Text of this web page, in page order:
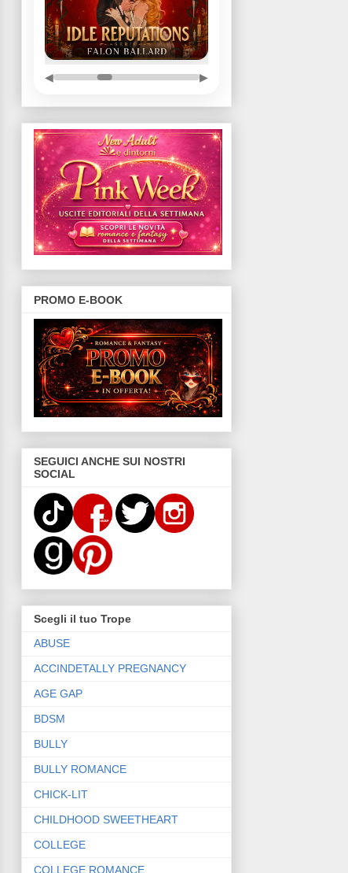
◀ ▶
PROMO E-BOOK
SEGUICI ANCHE SUI NOSTRI
SOCIAL
Scegli il tuo Trope
ABUSE
ACCINDETALLY PREGNANCY
AGE GAP
BDSM
BULLY
BULLY ROMANCE
CHICK-LIT
CHILDHOOD SWEETHEART
COLLEGE
COLLEGE ROMANCE